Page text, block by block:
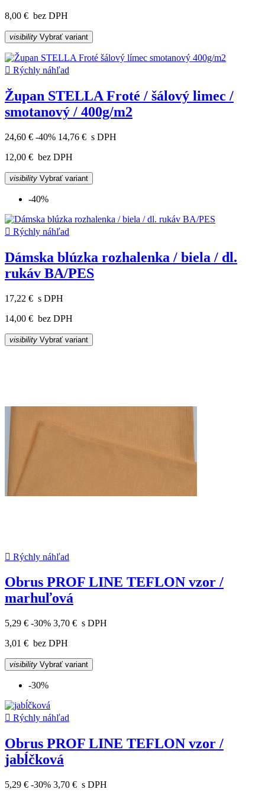
8,00 € bez DPH
visibility Vybrať variant
 Rýchly náhľad
Župan STELLA Froté / šálový limec /
smotanový / 400g/m2
24,60 € -40% 14,76 € s DPH
12,00 € bez DPH
visibility Vybrať variant
-40%
 Rýchly náhľad
Dámska blúzka rozhalenka / biela / dl.
rukáv BA/PES
17,22 € s DPH
14,00 € bez DPH
visibility Vybrať variant
 Rýchly náhľad
Obrus PROF LINE TEFLON vzor /
marhuľová
5,29 € -30% 3,70 € s DPH
3,01 € bez DPH
visibility Vybrať variant
-30%
 Rýchly náhľad
Obrus PROF LINE TEFLON vzor /
jabĺčková
5,29 € -30% 3,70 € s DPH